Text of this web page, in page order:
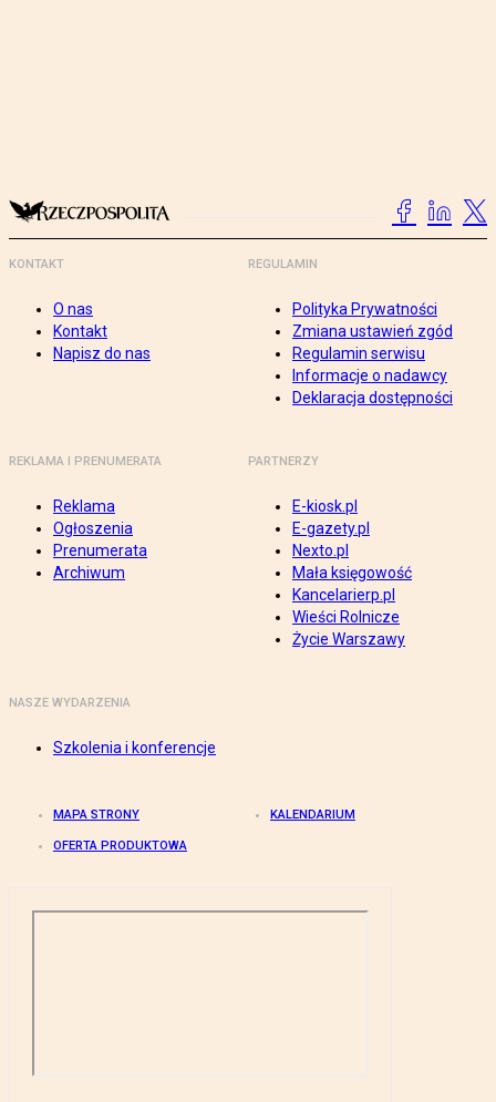
KONTAKT
O nas
Kontakt
Napisz do nas
REGULAMIN
Polityka Prywatności
Zmiana ustawień zgód
Regulamin serwisu
Informacje o nadawcy
Deklaracja dostępności
REKLAMA I PRENUMERATA
Reklama
Ogłoszenia
Prenumerata
Archiwum
PARTNERZY
E-kiosk.pl
E-gazety.pl
Nexto.pl
Mała księgowość
Kancelarierp.pl
Wieści Rolnicze
Życie Warszawy
NASZE WYDARZENIA
Szkolenia i konferencje
MAPA STRONY KALENDARIUM
OFERTA PRODUKTOWA